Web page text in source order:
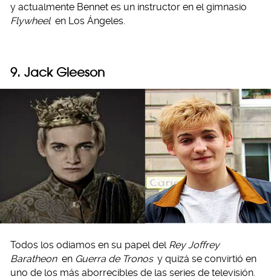
y actualmente Bennet es un instructor en el gimnasio
Flywheel en Los Ángeles.
9. Jack Gleeson
Todos los odiamos en su papel del Rey Joffrey
Baratheon en Guerra de Tronos y quizá se convirtió en
uno de los más aborrecibles de las series de televisión.